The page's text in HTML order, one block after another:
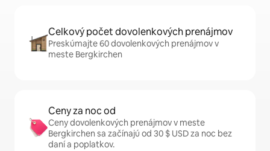
Celkový počet dovolenkových prenájmov
Preskúmajte 60 dovolenkových prenájmov v
meste Bergkirchen
Ceny za noc od
Ceny dovolenkových prenájmov v meste
Bergkirchen sa začínajú od 30 $ USD za noc bez
daní a poplatkov.